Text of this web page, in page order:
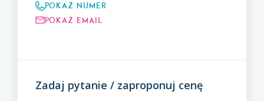
Pokaż numer
Pokaż email
Zadaj pytanie / zaproponuj cenę